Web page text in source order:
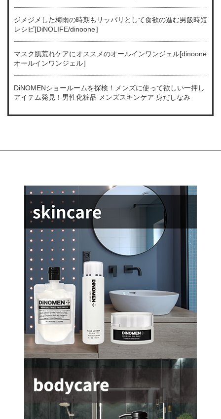
ジメジメした梅雨の時期もサッパリとして食欲の進む男飯時短
レシピ[DiNOLIFE/dinoone］
マスク肌荒れケアにオススメのオールインワンジェル[dinoone
オールインワンジェル］
DiNOMENショールームを探検！メンズに使って欲しい一押し
アイテム発見！男性化粧品 メンズスキンケア 身だしなみ